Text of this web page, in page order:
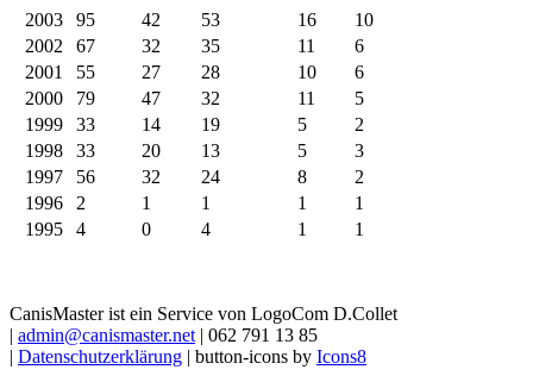
2003
95 42 53 16
10
2002
67 32 35 11
6
2001
55 27 28 10
6
2000
79 47 32 11
5
1999
33 14 19 5
2
1998
33 20 13 5
3
1997
56 32 24 8
2
1996
2 1 1 1
1
1995
4 0 4 1 1
CanisMaster ist ein Service von LogoCom D.Collet
| admin@canismaster.net | 062 791 13 85
| Datenschutzerklärung | button-icons by Icons8